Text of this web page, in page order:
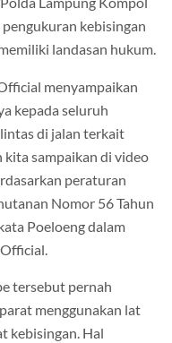
kebisingan
landasan hukum.
menyampaikan
kepada seluruh
di jalan terkait
kita sampaikan di video
peraturan
Nomor 56 Tahun
Poeloeng dalam
tersebut pernah
menggunakan lat
kebisingan. Hal